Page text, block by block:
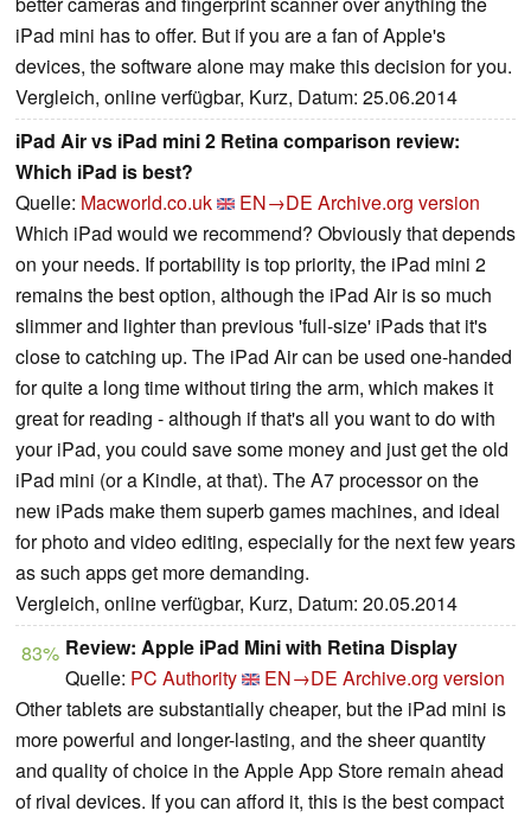
iPad mini has to offer. But if you are a fan of Apple's
devices, the software alone may make this decision for you.
Vergleich, online verfügbar, Kurz, Datum: 25.06.2014
iPad Air vs iPad mini 2 Retina comparison review:
Which iPad is best?
Quelle: Macworld.co.uk EN→DE Archive.org version
Which iPad would we recommend? Obviously that depends
on your needs. If portability is top priority, the iPad mini 2
remains the best option, although the iPad Air is so much
slimmer and lighter than previous 'full-size' iPads that it's
close to catching up. The iPad Air can be used one-handed
for quite a long time without tiring the arm, which makes it
great for reading - although if that's all you want to do with
your iPad, you could save some money and just get the old
iPad mini (or a Kindle, at that). The A7 processor on the
new iPads make them superb games machines, and ideal
for photo and video editing, especially for the next few years
as such apps get more demanding.
Vergleich, online verfügbar, Kurz, Datum: 20.05.2014
83% Review: Apple iPad Mini with Retina Display
Quelle: PC Authority EN→DE Archive.org version
Other tablets are substantially cheaper, but the iPad mini is
more powerful and longer-lasting, and the sheer quantity
and quality of choice in the Apple App Store remain ahead
of rival devices. If you can afford it, this is the best compact